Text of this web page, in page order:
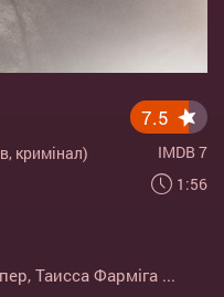
кримінал)
7.5
IMDB 7
1:56
, Таисса Фарміга ...